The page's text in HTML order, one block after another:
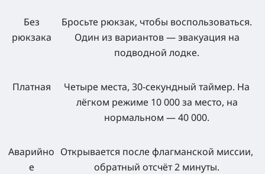
Без
рюкзака
Бросьте рюкзак, чтобы воспользоваться.
Один из вариантов — эвакуация на
подводной лодке.
Платная
Четыре места, 30-секундный таймер. На
лёгком режиме 10 000 за место, на
нормальном — 40 000.
Аварийно
е
Открывается после флагманской миссии,
обратный отсчёт 2 минуты.